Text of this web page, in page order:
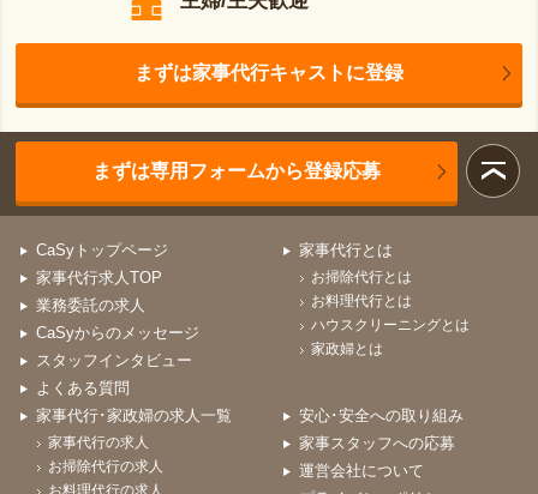
まずは家事代行キャストに登録
まずは専用フォームから登録応募
CaSyトップページ
家事代行求人TOP
業務委託の求人
CaSyからのメッセージ
スタッフインタビュー
よくある質問
家事代行とは
お掃除代行とは
お料理代行とは
ハウスクリーニングとは
家政婦とは
家事代行･家政婦の求人一覧
家事代行の求人
お掃除代行の求人
お料理代行の求人
安心･安全への取り組み
家事スタッフへの応募
運営会社について